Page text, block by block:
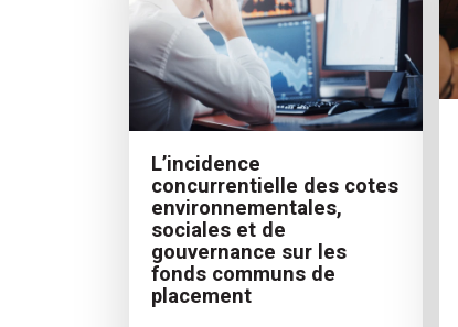
L’incidence
concurrentielle des cotes
environnementales,
sociales et de
gouvernance sur les
fonds communs de
placement